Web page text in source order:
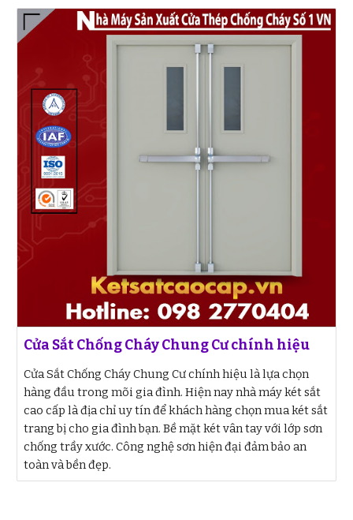
Cửa Sắt Chống Cháy Chung Cư chính hiệu
Cửa Sắt Chống Cháy Chung Cư chính hiệu là lựa chọn
hàng đầu trong mõi gia đình. Hiện nay nhà máy két sắt
cao cấp là địa chỉ uy tín để khách hàng chọn mua két sắt
trang bị cho gia đình bạn. Bề mặt két vân tay với lớp sơn
chống trầy xước. Công nghệ sơn hiện đại đảm bảo an
toàn và bền đẹp.